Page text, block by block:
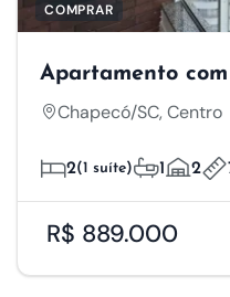
COMPRAR
Apartamento
Chapecó/SC, Centro
2(1 suíte) 1 2
R$ 889.000